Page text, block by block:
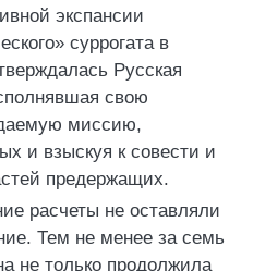
экспансии
суррогата в
Русская
свою
миссию,
и взыскуя к совести и
предержащих.
расчеты не оставляли
Тем не менее за семь
не только продолжила